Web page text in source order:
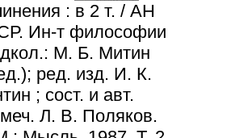
: в 2 т. / АН
Ин-т философии
М. Б. Митин
ред. изд. И. К.
; сост. и авт.
Л. В. Поляков.